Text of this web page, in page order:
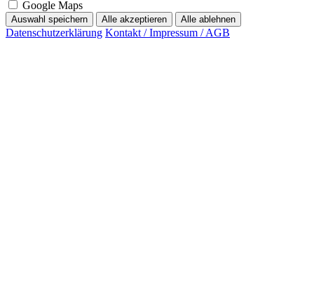
Auswahl speichern
Datenschutzerklärung Kontakt / Impressum / AGB